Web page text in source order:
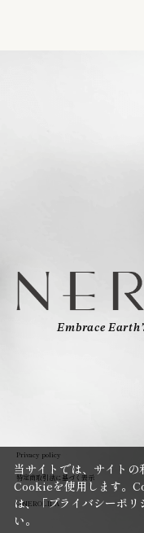
Embrace
Privacy policy
特定商取引法に基づく表示
©NEROLILA
当サイトでは、サイトの
Cookieを使用します。
は、「プライバシーポリ
い。